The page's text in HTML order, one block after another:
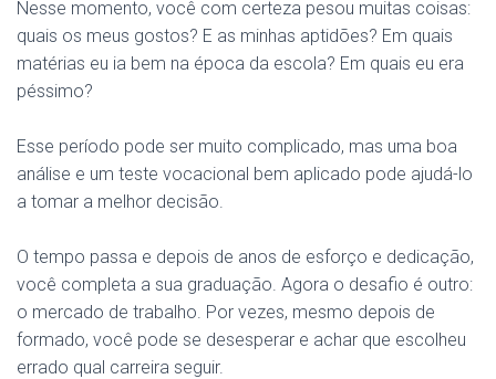
Nesse momento, você com certeza pesou muitas coisas:
quais os meus gostos? E as minhas aptidões? Em quais
matérias eu ia bem na época da escola? Em quais eu era
péssimo?
Esse período pode ser muito complicado, mas uma boa
análise e um teste vocacional bem aplicado pode ajudá-lo
a tomar a melhor decisão.
O tempo passa e depois de anos de esforço e dedicação,
você completa a sua graduação. Agora o desafio é outro:
o mercado de trabalho. Por vezes, mesmo depois de
formado, você pode se desesperar e achar que escolheu
errado qual carreira seguir.